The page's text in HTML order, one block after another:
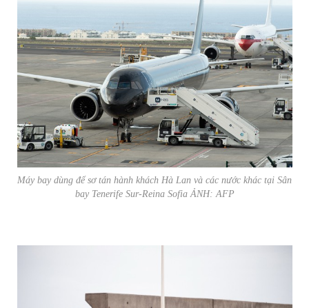
Máy bay dùng để sơ tán hành khách Hà Lan và các nước khác tại Sân
bay Tenerife Sur-Reina Sofia ẢNH: AFP